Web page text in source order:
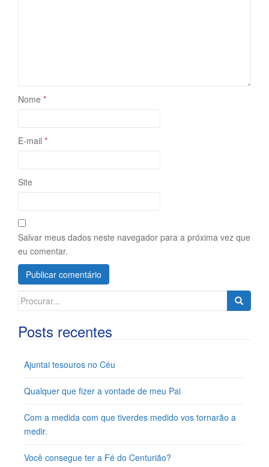
Nome *
E-mail *
Site
Salvar meus dados neste navegador para a próxima vez que
eu comentar.
Search
Posts recentes
Ajuntai tesouros no Céu
Qualquer que fizer a vontade de meu Pai
Com a medida com que tiverdes medido vos tornarão a
medir.
Você consegue ter a Fé do Centurião?